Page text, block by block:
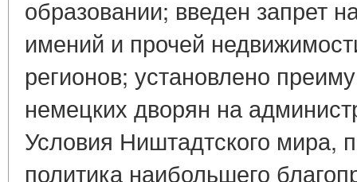
образовании; введен запрет
имений и прочей
регионов; установлено
немецких дворян на
Условия Ништадтского мира,
политика наибольшего